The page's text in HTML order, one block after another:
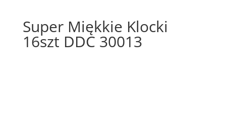
Super Miękkie Klocki
16szt DDC 30013